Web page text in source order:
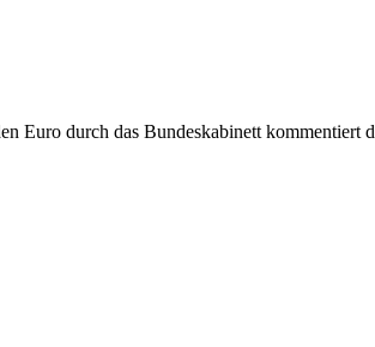
Euro durch das Bundeskabinett